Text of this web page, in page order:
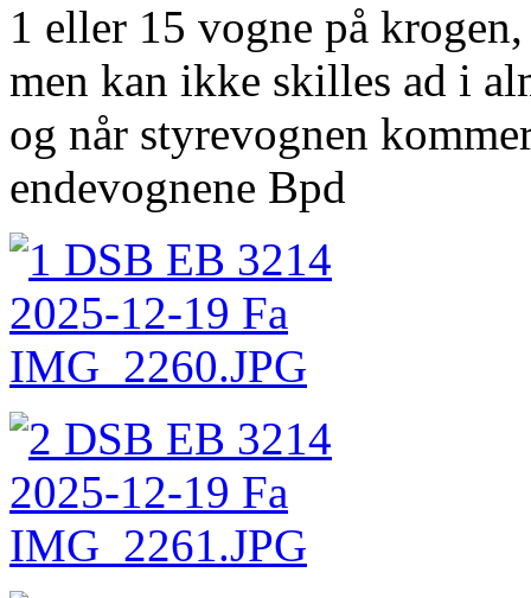
1 eller 15 vogne på
men kan ikke skilles ad i
og når styrevognen
endevognene Bpd